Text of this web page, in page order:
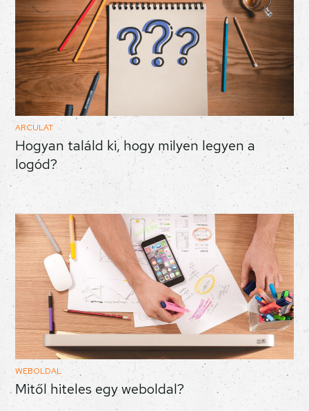
ARCULAT
Hogyan találd ki, hogy milyen legyen a
logód?
WEBOLDAL
Mitől hiteles egy weboldal?